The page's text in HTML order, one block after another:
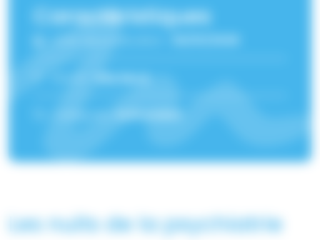
Caractéristiques
Site Nord
Les nuits de la psychiatrie